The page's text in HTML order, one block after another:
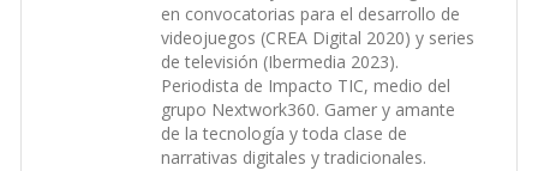
en convocatorias para el desarrollo de
videojuegos (CREA Digital 2020) y series
de televisión (Ibermedia 2023).
Periodista de Impacto TIC, medio del
grupo Nextwork360. Gamer y amante
de la tecnología y toda clase de
narrativas digitales y tradicionales.